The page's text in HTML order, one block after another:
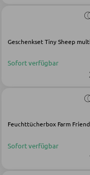
Lattenroste
Sofort verfügbar
Sofort verfügbar